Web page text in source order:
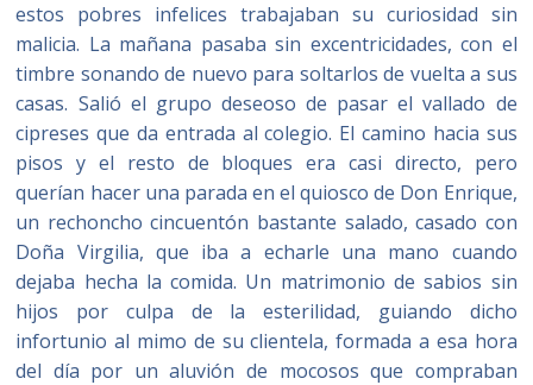
estos pobres infelices trabajaban su curiosidad sin
malicia. La mañana pasaba sin excentricidades, con el
timbre sonando de nuevo para soltarlos de vuelta a sus
casas. Salió el grupo deseoso de pasar el vallado de
cipreses que da entrada al colegio. El camino hacia sus
pisos y el resto de bloques era casi directo, pero
querían hacer una parada en el quiosco de Don Enrique,
un rechoncho cincuentón bastante salado, casado con
Doña Virgilia, que iba a echarle una mano cuando
dejaba hecha la comida. Un matrimonio de sabios sin
hijos por culpa de la esterilidad, guiando dicho
infortunio al mimo de su clientela, formada a esa hora
del día por un aluvión de mocosos que compraban